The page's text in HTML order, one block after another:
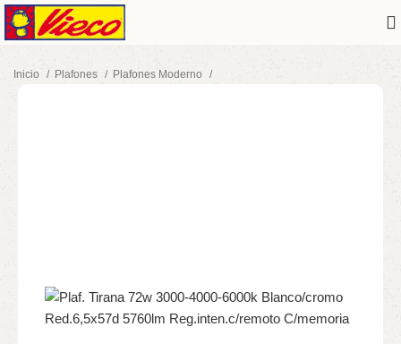
Inicio Plafones Plafones Moderno